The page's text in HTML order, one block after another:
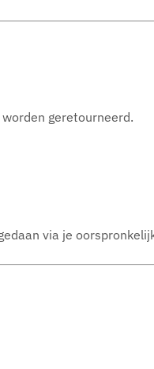
worden geretourneerd.
via je